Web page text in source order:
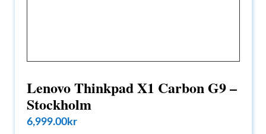
Lenovo Thinkpad X1 Carbon G9 –
Stockholm
6,999.00kr